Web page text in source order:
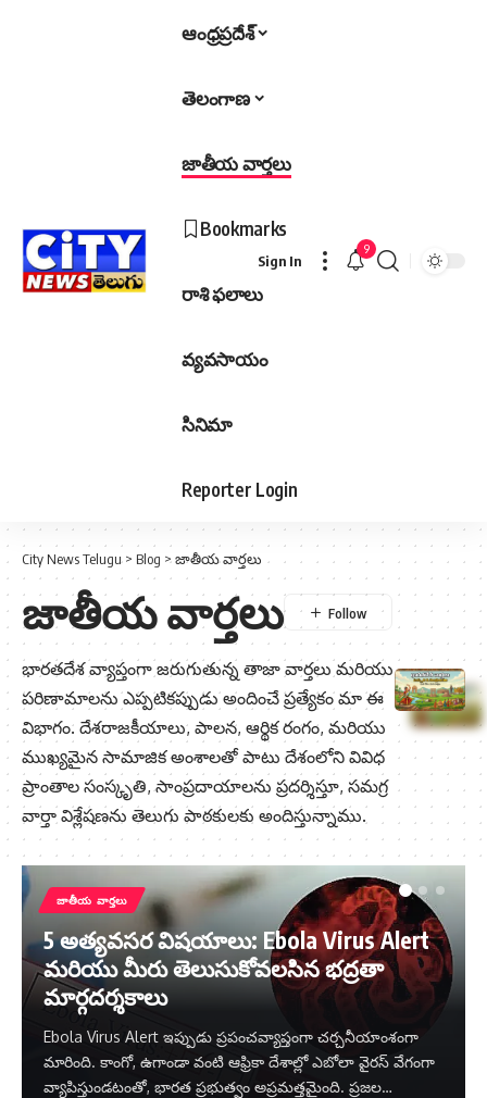
ఆంధ్రప్రదేశ్
తెలంగాణ
జాతీయ వార్తలు
Bookmarks
రాశి ఫలాలు
వ్యవసాయం
సినిమా
Reporter Login
Sign In
9
City News Telugu> Blog >జాతీయ వార్తలు
జాతీయ వార్తలు
భారతదేశ వ్యాప్తంగా జరుగుతున్న తాజా వార్తలు మరియు
పరిణామాలను ఎప్పటికప్పుడు అందించే ప్రత్యేకం మా ఈ
విభాగం. దేశరాజకీయాలు, పాలన, ఆర్థిక రంగం, మరియు
ముఖ్యమైన సామాజిక అంశాలతో పాటు దేశంలోని వివిధ
ప్రాంతాల సంస్కృతి, సాంప్రదాయాలను ప్రదర్శిస్తూ, సమగ్ర
వార్తా విశ్లేషణను తెలుగు పాఠకులకు అందిస్తున్నాము.
జాతీయ వార్తలు
5 అత్యవసర విషయాలు: Ebola Virus Alert
మరియు మీరు తెలుసుకోవలసిన భద్రతా
మార్గదర్శకాలు
Ebola Virus Alert ఇప్పుడు ప్రపంచవ్యాప్తంగా చర్చనీయాంశంగా
మారింది. కాంగో, ఉగాండా వంటి ఆఫ్రికా దేశాల్లో ఎబోలా వైరస్ వేగంగా
వ్యాపిస్తుండటంతో, భారత ప్రభుత్వం అప్రమత్తమైంది. ప్రజల…